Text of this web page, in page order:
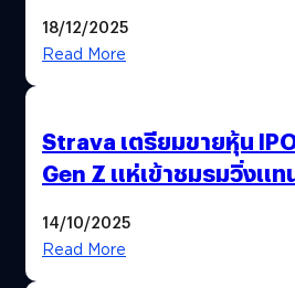
18/12/2025
Read More
Strava เตรียมขายหุ้น
Gen Z แห่เข้าชมรมวิ่งแ
14/10/2025
Read More